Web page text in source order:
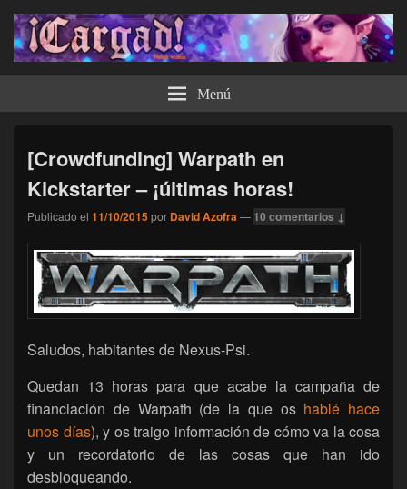
¡Cargad! Menú
[Crowdfunding] Warpath en
Kickstarter – ¡últimas horas!
Publicado el 11/10/2015por David Azofra— 10 comentarios ↓
Saludos, habitantes de Nexus-Psi.
Quedan 13 horas para que acabe la campaña de
financiación de Warpath (de la que os hablé hace
unos días), y os traigo información de cómo va la cosa
y un recordatorio de las cosas que han ido
desbloqueando.